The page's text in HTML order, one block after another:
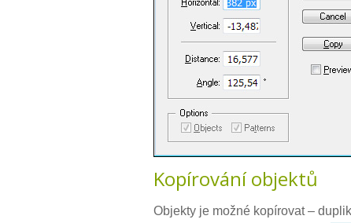
Kopírování objektů
Objekty je možné kopírovat –